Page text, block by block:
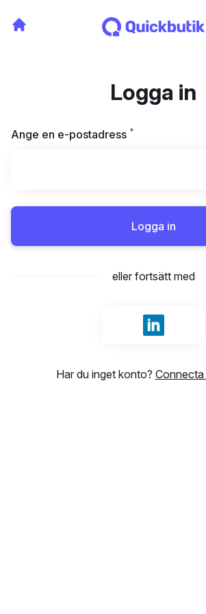
Logga in
Ange en e-postadress *
Logga in
eller fortsätt med
Logga in
Har du inget konto? Connecta